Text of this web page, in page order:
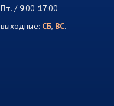
Пт. / 9:00-17:00
выходные: СБ, ВС.